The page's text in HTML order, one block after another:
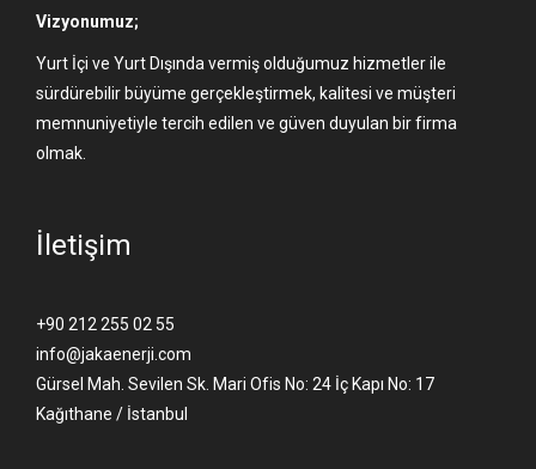
Vizyonumuz;
Yurt İçi ve Yurt Dışında vermiş olduğumuz hizmetler ile
sürdürebilir büyüme gerçekleştirmek, kalitesi ve müşteri
memnuniyetiyle tercih edilen ve güven duyulan bir firma
olmak.
İletişim
+90 212 255 02 55
info@jakaenerji.com
Gürsel Mah. Sevilen Sk. Mari Ofis No: 24 İç Kapı No: 17
Kağıthane / İstanbul